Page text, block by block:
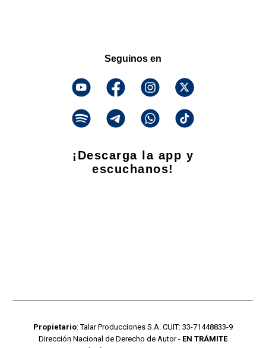
Seguinos en
¡Descarga la app y
escuchanos!
Propietario: Talar Producciones S.A. CUIT: 33-71448833-9
Dirección Nacional de Derecho de Autor - EN TRÁMITE